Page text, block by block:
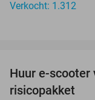
Verkocht: 1.312
Huur e-scooter
risicopakket